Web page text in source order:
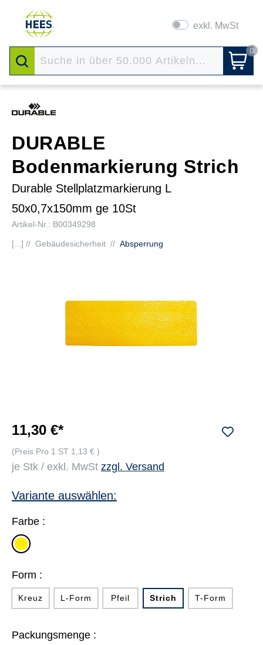
exkl. MwSt
0
DURABLE
Bodenmarkierung Strich
Durable Stellplatzmarkierung L
50x0,7x150mm ge 10St
Artikel-Nr.: B00349298
[...] // Gebäudesicherheit // Absperrung
11,30 €*
(Preis Pro 1 ST 1,13 € )
je Stk / exkl. MwSt zzgl. Versand
Variante auswählen:
Farbe :
gelb
Form :
Kreuz L-Form Pfeil Strich T-Form
Packungsmenge :